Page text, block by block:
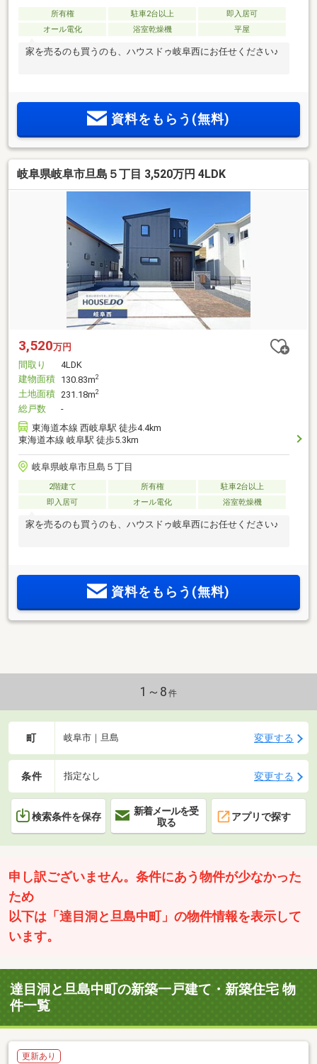
所有権 駐車2台以上
即入居可
オール電化
浴室乾燥機 平屋
家を売るのも買うのも、ハウスドゥ岐阜西にお任せください♪
資料をもらう(無料)
岐阜県岐阜市旦島５丁目 3,520万円 4LDK
3,520万円
間取り
4LDK
建物面積 130.83m2
土地面積 231.18m2
総戸数
-
東海道本線 西岐阜駅 徒歩4.4km
東海道本線 岐阜駅 徒歩5.3km
岐阜県岐阜市旦島５丁目
2階建て 所有権
駐車2台以上
即入居可
オール電化 浴室乾燥機
家を売るのも買うのも、ハウスドゥ岐阜西にお任せください♪
資料をもらう(無料)
1～8 件
町 岐阜市｜旦島 変更する
条件 指定なし 変更する
検索条件を保存
新着メールを受
取る
アプリで探す
申し訳ございません。条件にあう物件が少なかった
ため
以下は「達目洞と旦島中町」の物件情報を表示して
います。
達目洞と旦島中町の新築一戸建て・新築住宅 物
件一覧
更新あり